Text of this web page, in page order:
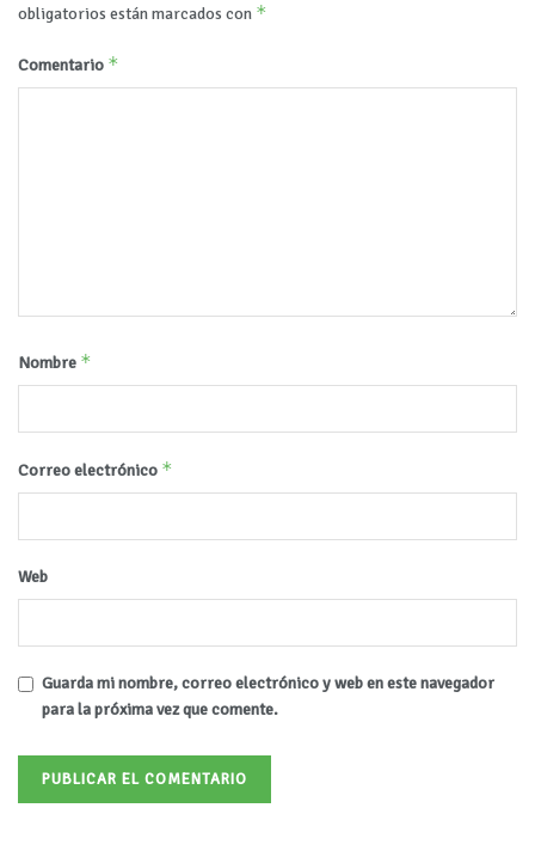
obligatorios están marcados con *
Comentario *
Nombre *
Correo electrónico *
Web
Guarda mi nombre, correo electrónico y web en este navegador
para la próxima vez que comente.